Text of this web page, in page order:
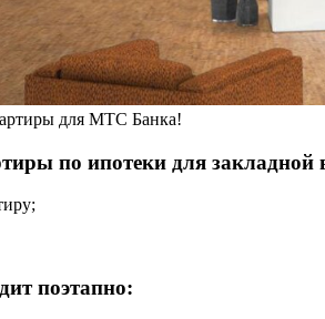
для МТС Банка!
по ипотеки для закладной
поэтапно: